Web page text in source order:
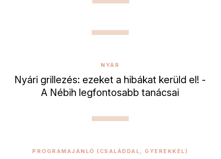
NYÁR
Nyári grillezés: ezeket a hibákat kerüld el! -
A Nébih legfontosabb tanácsai
PROGRAMAJÁNLÓ (CSALÁDDAL, GYEREKKEL)